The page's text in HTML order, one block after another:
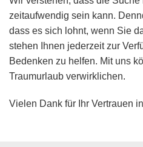
zeitaufwendig sein kann.
dass es sich lohnt, wenn Sie
stehen Ihnen jederzeit zur
Bedenken zu helfen. Mit uns
Traumurlaub verwirklichen.
Vielen Dank für Ihr Vertrauen